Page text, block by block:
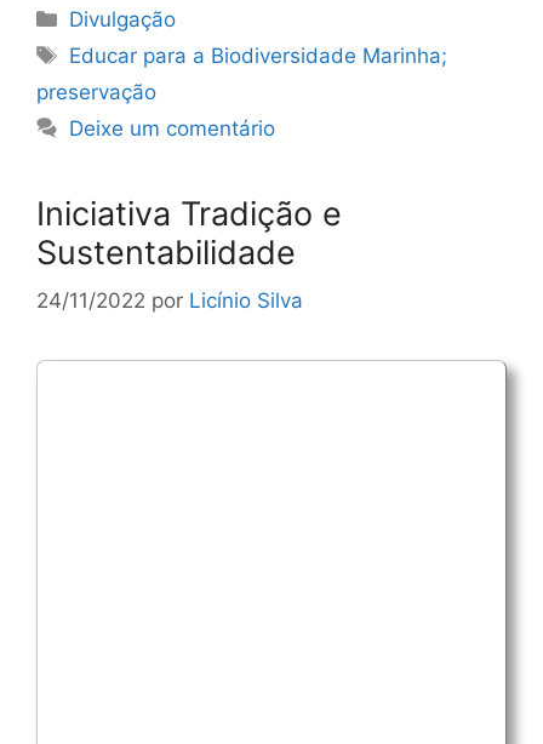
Categorias
Divulgação
Etiquetas
Educar para a Biodiversidade Marinha;
preservação
Deixe um comentário
Iniciativa Tradição e
Sustentabilidade
24/11/2022 por Licínio Silva